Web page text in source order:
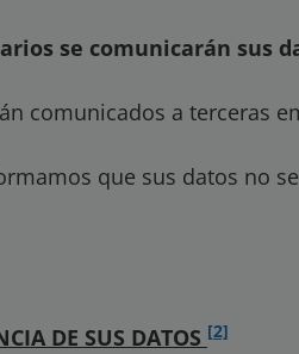
se comunicarán sus
comunicados a terceras
que sus datos no
DE SUS DATOS [2]